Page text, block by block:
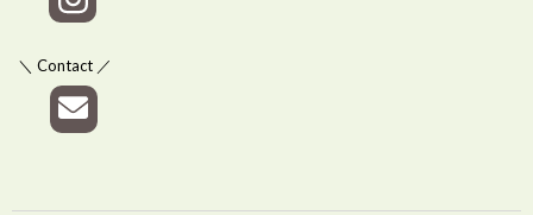
＼ Contact ／